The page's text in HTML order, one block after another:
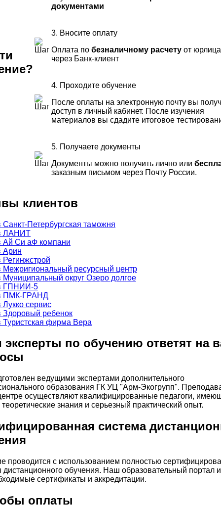
документами
3. Вносите оплату
Оплата по безналичному расчету от
через Банк-клиент
4. Проходите обучение
После оплаты на электронную почту вы
доступ в личный кабинет. После изучения
материалов вы сдадите итоговое
5. Получаете документы
Документы можно получить лично или
заказным письмом через Почту России.
клиентов
по обучению ответят на
ведущими экспертами дополнительного
образования ГК УЦ "Арм-Экогрупп".
осуществляют квалифицированные педагоги,
знания и серьезный практический опыт.
система
проводится с использованием полностью
дистанционного обучения. Наш образовательный портал
сертификаты и аккредитации.
оплаты